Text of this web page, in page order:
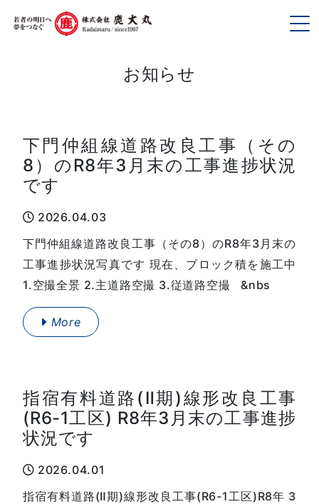
お知らせ
下門仲組線道路改良工事（その
8）のR8年3月末の工事進捗状況
です
2026.04.03
下門仲組線道路改良工事（その8）のR8年3月末の
工事進捗状況写真です 現在、ブロック積を施工中
1.空撮全景 2.主道路空撮 3.従道路空撮 &nbs
More
指宿有料道路(Ⅱ期)線形改良工事
(R6-1工区) R8年3月末の工事進捗
状況です
2026.04.01
指宿有料道路(Ⅱ期)線形改良工事(R6-1工区)R8年 3